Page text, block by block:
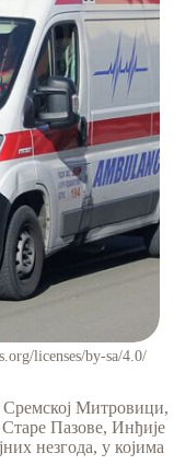
licenses/by-sa/4.0/
Сремској Митровици,
Пазове, Инђије
незгода, у којима